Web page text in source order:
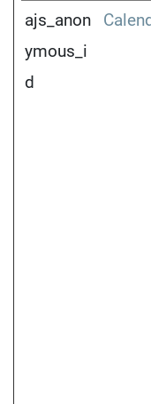
ajs_anon
ymous_i
d